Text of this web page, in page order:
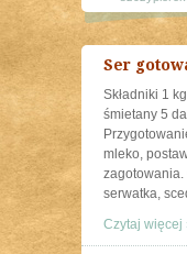
Ser
Składniki 1
śmietany 5
mleko,
zagotowania.
serwatka,
Czytaj więcej